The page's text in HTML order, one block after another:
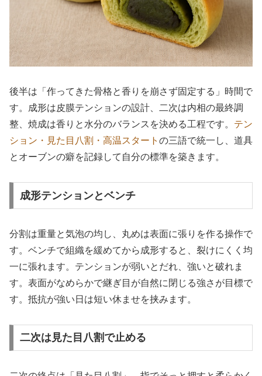
後半は「作ってきた骨格と香りを崩さず固定する」時間で
す。成形は皮膜テンションの設計、二次は内相の最終調
整、焼成は香りと水分のバランスを決める工程です。 テン
ション・見た目八割・高温スタート の三語で統一し、道具
とオーブンの癖を記録して自分の標準を築きます。
成形テンションとベンチ
分割は重量と気泡の均し、丸めは表面に張りを作る操作で
す。ベンチで組織を緩めてから成形すると、裂けにくく均
一に張れます。テンションが弱いとだれ、強いと破れま
す。表面がなめらかで継ぎ目が自然に閉じる強さが目標で
す。抵抗が強い日は短い休ませを挟みます。
二次は見た目八割で止める